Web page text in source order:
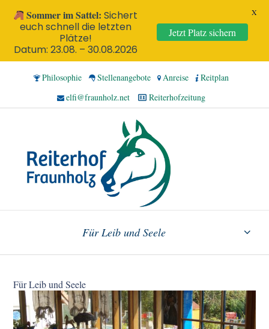
Philosophie Stellenangebote Anreise
Reitplan
elfi@fraunholz.net
Reiterhofzeitung
Für Leib und Seele
Für Leib und Seele
Sommer im Sattel:Sichert
euch schnell die letzten
Plätze!
Datum: 23.08. – 30.08.2026
Jetzt Platz sichern
X